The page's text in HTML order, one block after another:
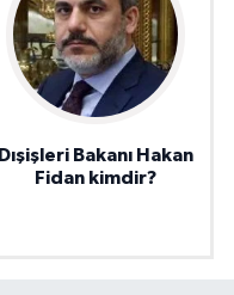
Dışişleri Bakanı Hakan
Fidan kimdir?